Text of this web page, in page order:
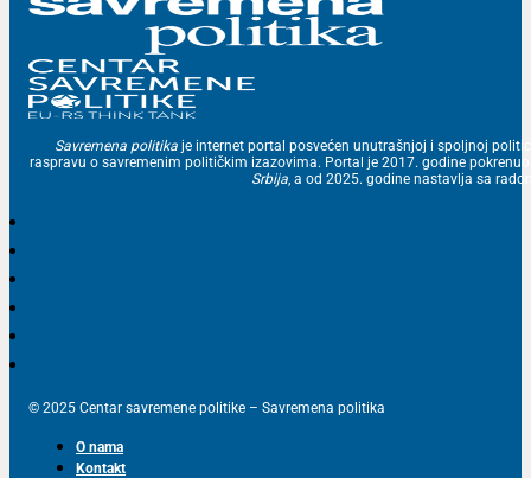
Savremena politika je internet portal posvećen unutrašnjoj i spoljnoj
raspravu o savremenim političkim izazovima. Portal je 2017. godine
Srbija, a od 2025. godine nastavlja sa
© 2025 Centar savremene politike – Savremena politika
O nama
Kontakt